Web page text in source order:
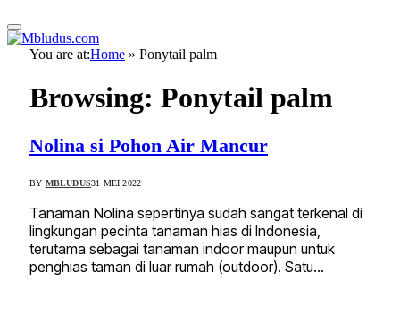
You are at:Home » Ponytail palm
Browsing: Ponytail palm
Nolina si Pohon Air Mancur
BY MBLUDUS31 MEI 2022
Tanaman Nolina sepertinya sudah sangat terkenal di
lingkungan pecinta tanaman hias di Indonesia,
terutama sebagai tanaman indoor maupun untuk
penghias taman di luar rumah (outdoor). Satu…